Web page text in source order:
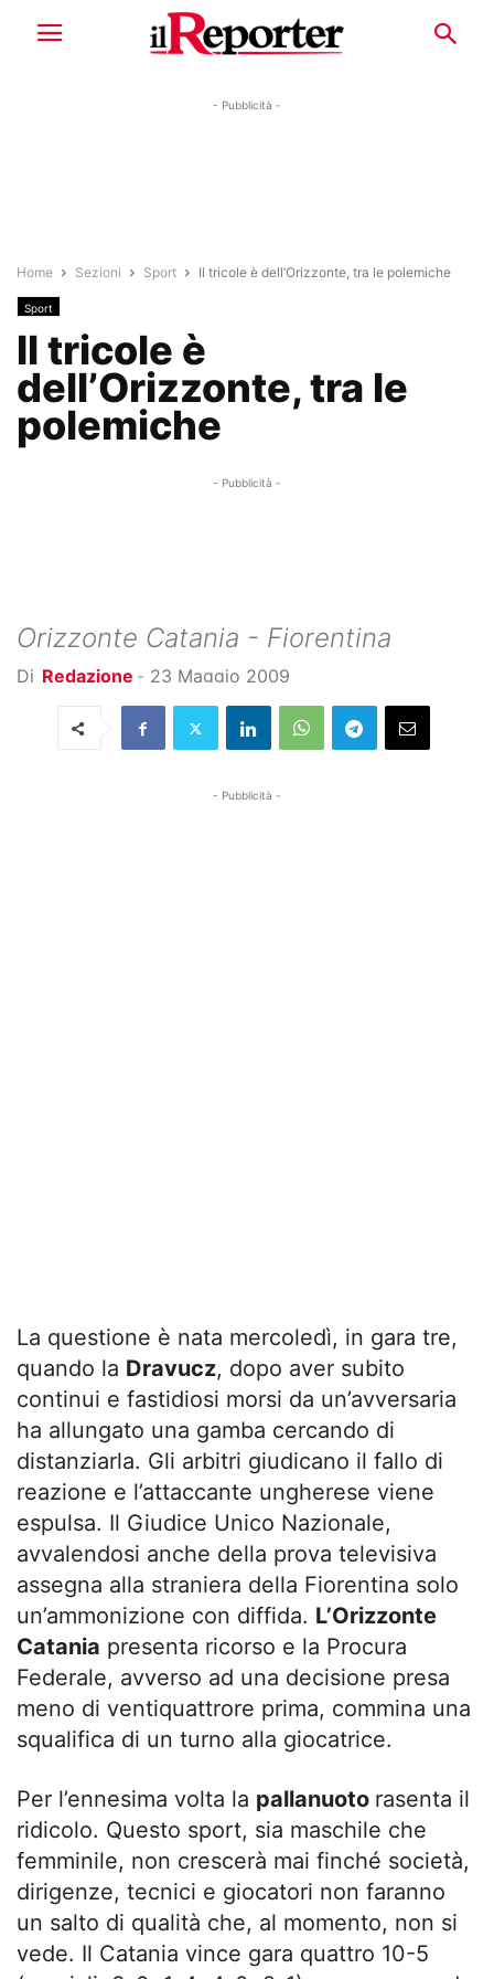
- Pubblicità -
Home Sezioni Sport Il tricole è dell’Orizzonte, tra le polemiche
Sport
Il tricole è
dell’Orizzonte, tra le
polemiche
- Pubblicità -
Orizzonte Catania - Fiorentina
Di Redazione - 23 Maggio 2009
- Pubblicità -
La questione è nata mercoledì, in gara tre,
quando la Dravucz, dopo aver subito
continui e fastidiosi morsi da un’avversaria
ha allungato una gamba cercando di
distanziarla. Gli arbitri giudicano il fallo di
reazione e l’attaccante ungherese viene
espulsa. Il Giudice Unico Nazionale,
avvalendosi anche della prova televisiva
assegna alla straniera della Fiorentina solo
un’ammonizione con diffida. L’Orizzonte
Catania presenta ricorso e la Procura
Federale, avverso ad una decisione presa
meno di ventiquattrore prima, commina una
squalifica di un turno alla giocatrice.
Per l’ennesima volta la pallanuoto rasenta il
ridicolo. Questo sport, sia maschile che
femminile, non crescerà mai finché società,
dirigenze, tecnici e giocatori non faranno
un salto di qualità che, al momento, non si
vede. Il Catania vince gara quattro 10-5